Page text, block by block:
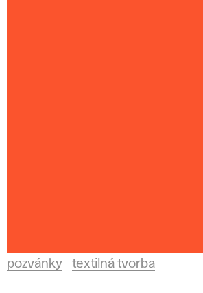
pozvánky textilná tvorba